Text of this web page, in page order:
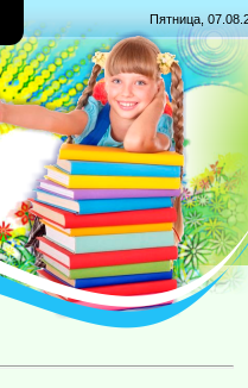
Пятница,